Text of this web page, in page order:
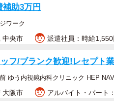
補助3万円
ワーク
中央市 派遣社員：時給1,550
フ/ブランク歓迎!レセプト
ゆう内視鏡内科クリニック HEP
大阪市 アルバイト・パート